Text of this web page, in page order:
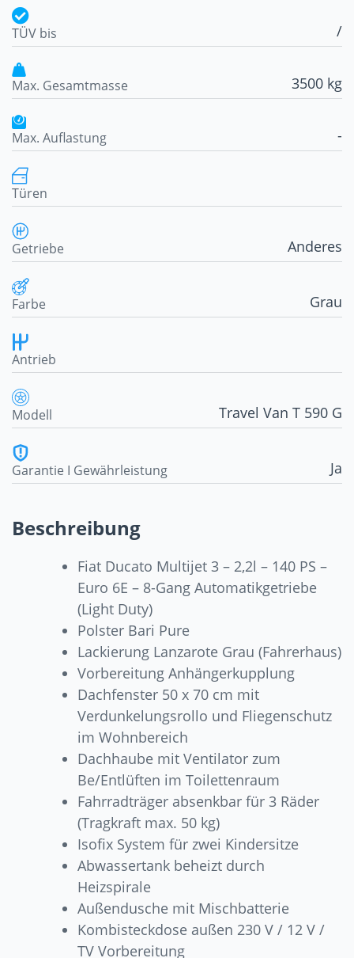
TÜV bis /
Max. Gesamtmasse 3500 kg
Max. Auflastung -
Türen
Getriebe Anderes
Farbe Grau
Antrieb
Modell Travel Van T 590 G
Garantie I Gewährleistung Ja
Beschreibung
Fiat Ducato Multijet 3 – 2,2l – 140 PS –
Euro 6E – 8-Gang Automatikgetriebe
(Light Duty)
Polster Bari Pure
Lackierung Lanzarote Grau (Fahrerhaus)
Vorbereitung Anhängerkupplung
Dachfenster 50 x 70 cm mit
Verdunkelungsrollo und Fliegenschutz
im Wohnbereich
Dachhaube mit Ventilator zum
Be/Entlüften im Toilettenraum
Fahrradträger absenkbar für 3 Räder
(Tragkraft max. 50 kg)
Isofix System für zwei Kindersitze
Abwassertank beheizt durch
Heizspirale
Außendusche mit Mischbatterie
Kombisteckdose außen 230 V / 12 V /
TV Vorbereitung